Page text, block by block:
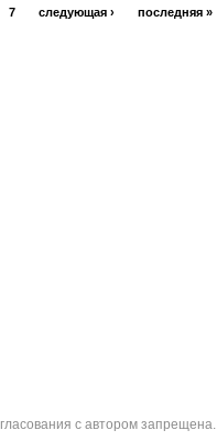
7 следующая › последняя »
с автором запрещена.